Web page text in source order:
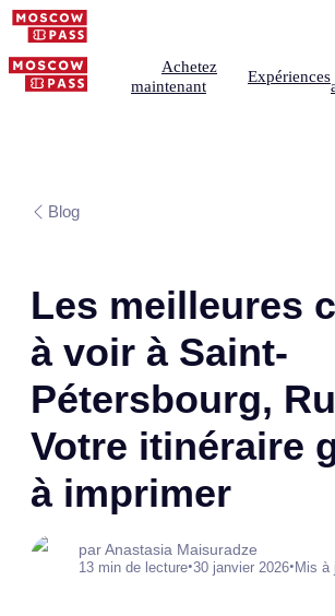
Achetez
maintenant
Expériences
Blog
Les meilleures
à voir à Saint-
Pétersbourg,
Votre itinéraire
à imprimer
par Anastasia Maisuradze
13 min de lecture•30 janvier 2026•Mis à